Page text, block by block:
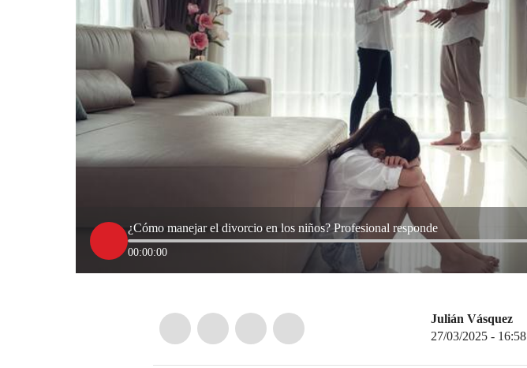
¿Cómo manejar el divorcio en los niños? Profesional responde
00:00:00
Julián Vásquez
27/03/2025 - 16:58